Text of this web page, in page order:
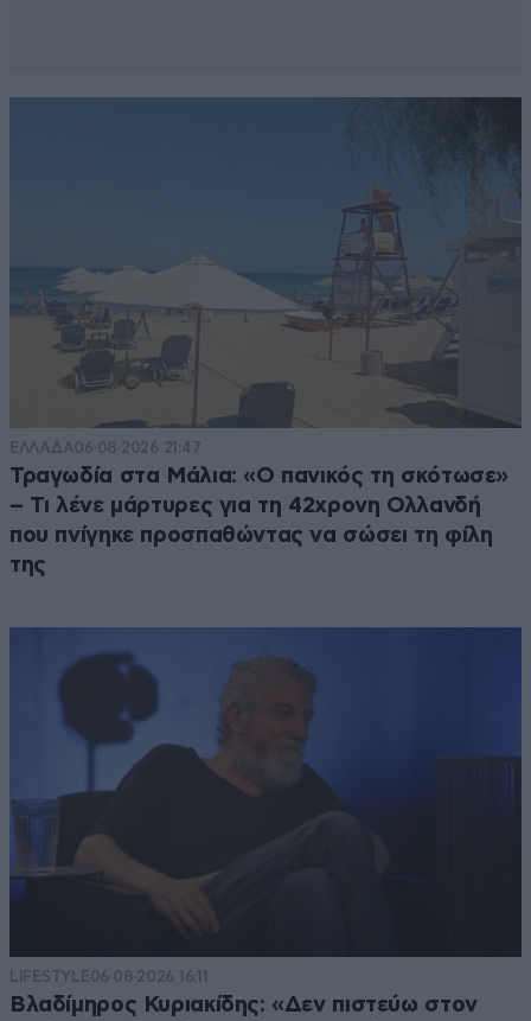
ΕΛΛΑΔΑ06·08·2026 21:47
Τραγωδία στα Μάλια: «Ο πανικός τη σκότωσε»
– Τι λένε μάρτυρες για τη 42χρονη Ολλανδή
που πνίγηκε προσπαθώντας να σώσει τη φίλη
της
LIFESTYLE06·08·2026 16:11
Βλαδίμηρος Κυριακίδης: «Δεν πιστεύω στον